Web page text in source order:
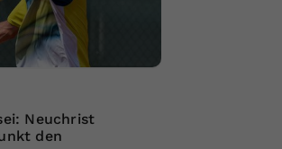
Neuchrist
den